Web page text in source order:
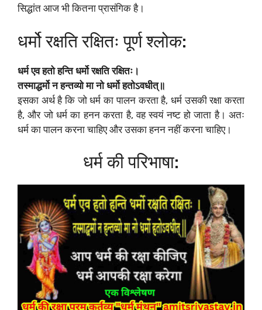
सिद्धांत आज भी कितना प्रासंगिक है।
धर्मो रक्षति रक्षितः पूर्ण श्लोक:
धर्म एव हतो हन्ति धर्मो रक्षति रक्षितः।
तस्माद्धर्मो न हन्तव्यो मा नो धर्मो हतोऽवधीत्॥
इसका अर्थ है कि जो धर्म का पालन करता है, धर्म उसकी रक्षा करता
है, और जो धर्म का हनन करता है, वह स्वयं नष्ट हो जाता है। अतः
धर्म का पालन करना चाहिए और उसका हनन नहीं करना चाहिए।
धर्म की परिभाषा: